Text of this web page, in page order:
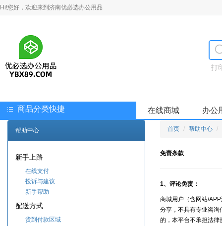
Hi!您好，欢迎来到济南优必选办公用品
打
商品分类快捷 在线商城 办公
帮助中心
新手上路
在线支付
投诉与建议
新手帮助
配送方式
货到付款区域
首页 帮助中心
免责条款
1、评论免责：
商城用户（含网站/
分享，不具有专业咨询
的，本平台不承担法律